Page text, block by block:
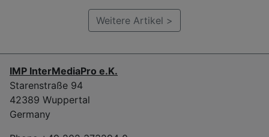
Weitere Artikel >
IMP InterMediaPro e.K.
Starenstraße 94
42389 Wuppertal
Germany